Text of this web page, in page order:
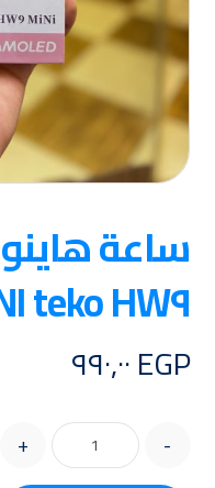
teko HW٩ MINI
EGP
-
+